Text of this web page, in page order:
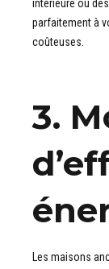
intérieure ou
parfaitement à
coûteuses.
3.
Les maisons